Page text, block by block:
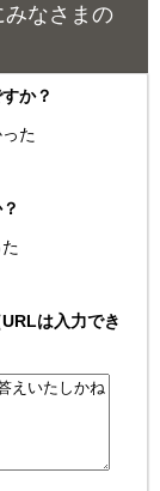
みなさまの
か？
た
は入力でき